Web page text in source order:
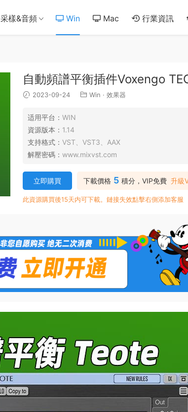
采樣&音頻 Win Mac 行業資訊
自動頻譜平衡插件Voxengo
2023-09-24 Win · 效果器
适用平台： WIN
資源版本： 1.14
支持格式： VST、VST3、AAX
解壓密碼： www.mixvst.com
下載價格 5 積分，VIP免費 升級
立即購買
此資源購買後15天内可下載。鏈接失效點擊右側添加客服